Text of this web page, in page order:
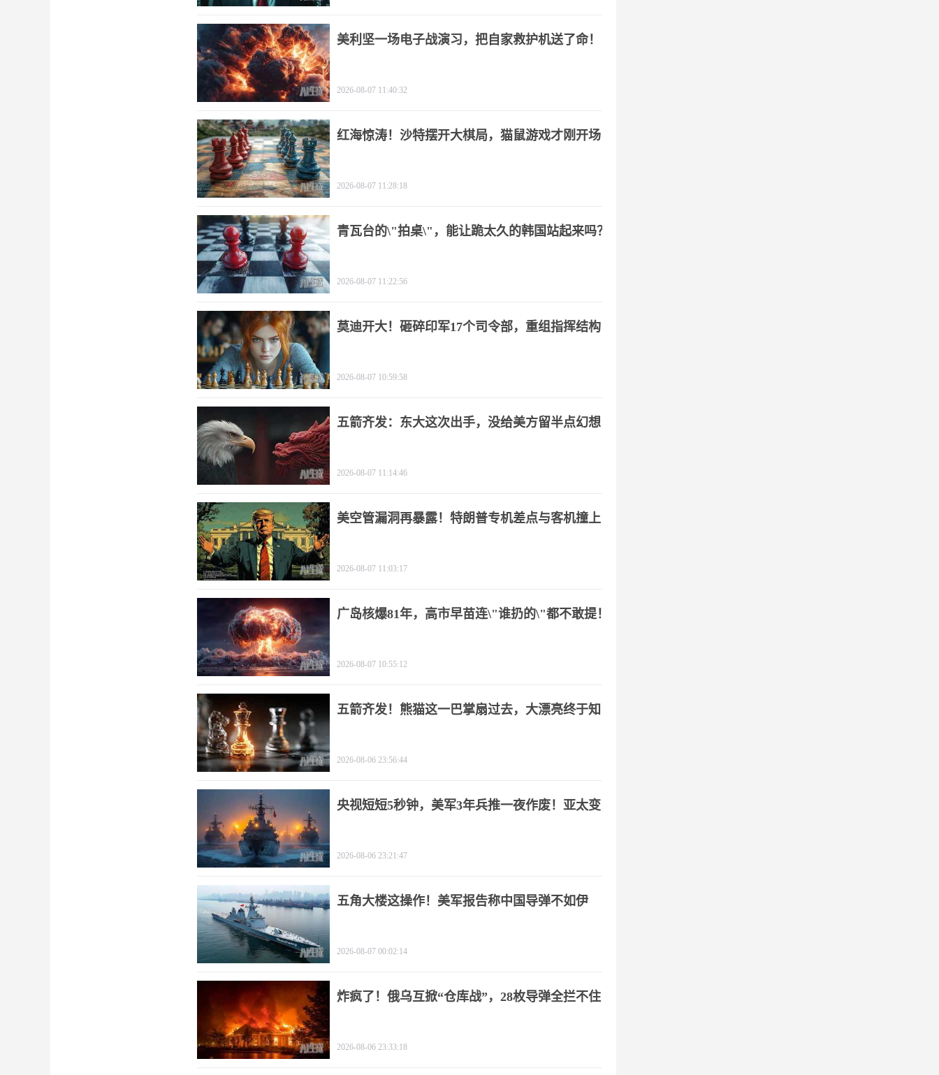
美利坚一场电子战演习，把自家救护机送了命！
2026-08-07 11:40:32
红海惊涛！沙特摆开大棋局，猫鼠游戏才刚开场
2026-08-07 11:28:18
青瓦台的\"拍桌\"，能让跪太久的韩国站起来吗？
2026-08-07 11:22:56
莫迪开大！砸碎印军17个司令部，重组指挥结构
2026-08-07 10:59:58
五箭齐发：东大这次出手，没给美方留半点幻想
2026-08-07 11:14:46
美空管漏洞再暴露！特朗普专机差点与客机撞上
2026-08-07 11:03:17
广岛核爆81年，高市早苗连\"谁扔的\"都不敢提！
2026-08-07 10:55:12
五箭齐发！熊猫这一巴掌扇过去，大漂亮终于知
2026-08-06 23:56:44
央视短短5秒钟，美军3年兵推一夜作废！亚太变
2026-08-06 23:21:47
五角大楼这操作！美军报告称中国导弹不如伊
2026-08-07 00:02:14
炸疯了！俄乌互掀“仓库战”，28枚导弹全拦不住
2026-08-06 23:33:18